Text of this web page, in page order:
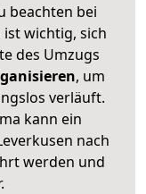
beachten bei
ist wichtig, sich
des Umzugs
, um
verläuft.
kann ein
nach
werden und